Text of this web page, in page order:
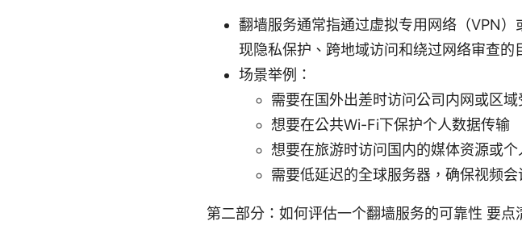
翻墙服务通常指通过虚拟专用网络（VPN
现隐私保护、跨地域访问和绕过网络审查的
场景举例：
需要在国外出差时访问公司内网或区
想要在公共Wi-Fi下保护个人数据传输
想要在旅游时访问国内的媒体资源或个
需要低延迟的全球服务器，确保视频
第二部分：如何评估一个翻墙服务的可靠性 要点